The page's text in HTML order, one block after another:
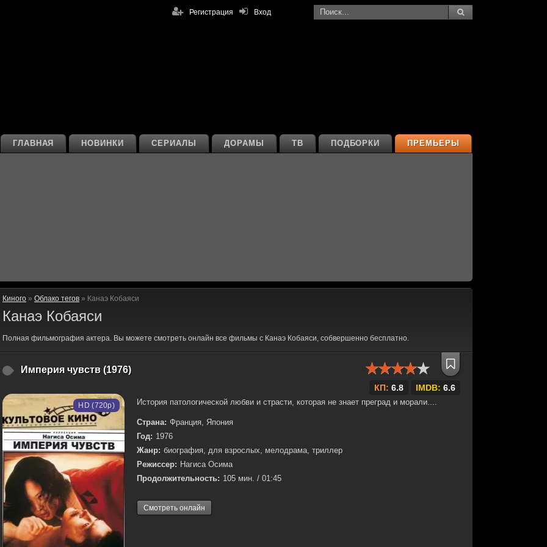
Вход
Регистрация
ПРЕМЬЕРЫ
ПОДБОРКИ
ТВ
ДОРАМЫ
СЕРИАЛЫ
НОВИНКИ
ГЛАВНАЯ
Киного » Облако тегов » Канаэ Кобаяси
Канаэ Кобаяси
Полная фильмография актера. Вы можете смотреть онлайн все фильмы с Канаэ Кобаяси, собвершенно бесплатно.
Империя чувств (1976)
КП: 6.8 IMDB: 6.6
HD (720p) История патологической любви и страсти, которая не знает преград и морали....
Страна: Франция, Япония
Год: 1976
Жанр: биография, для взрослых, мелодрама, триллер
Режиссер: Нагиса Осима
Продолжительность: 105 мин. / 01:45
Смотреть онлайн